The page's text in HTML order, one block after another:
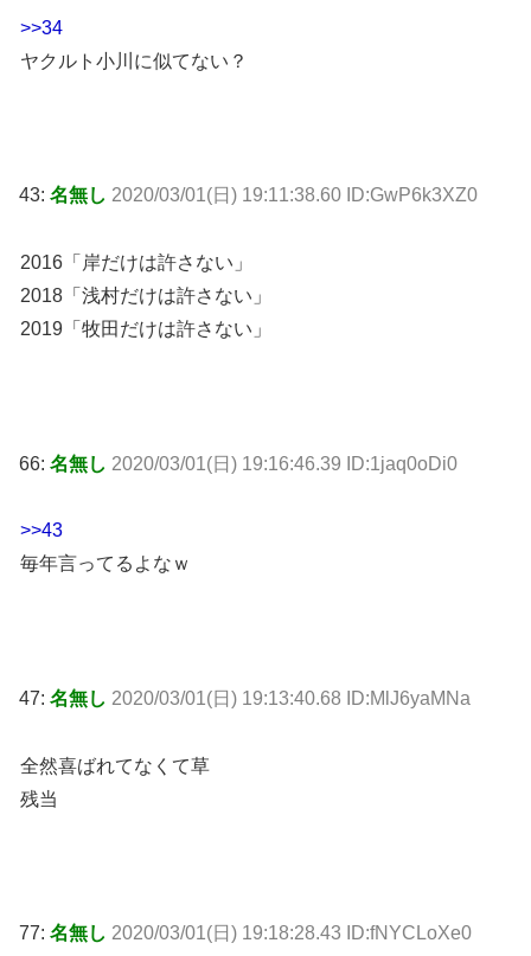
>>34
ヤクルト小川に似てない？
43: 名無し 2020/03/01(日) 19:11:38.60 ID:GwP6k3XZ0
2016「岸だけは許さない」
2018「浅村だけは許さない」
2019「牧田だけは許さない」
66: 名無し 2020/03/01(日) 19:16:46.39 ID:1jaq0oDi0
>>43
毎年言ってるよなｗ
47: 名無し 2020/03/01(日) 19:13:40.68 ID:MlJ6yaMNa
全然喜ばれてなくて草
残当
77: 名無し 2020/03/01(日) 19:18:28.43 ID:fNYCLoXe0